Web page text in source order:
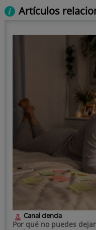
Artículos
Canal ciencia
Por qué no puedes